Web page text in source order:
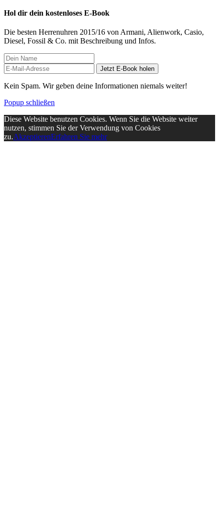
Hol dir dein kostenloses E-Book
Die besten Herrenuhren 2015/16 von Armani, Alienwork, Casio,
Diesel, Fossil & Co. mit Beschreibung und Infos.
Jetzt E-Book holen
Kein Spam. Wir geben deine Informationen niemals weiter!
Popup schließen
Diese Website benutzen Cookies. Wenn Sie die Website weiter
nutzen, stimmen Sie der Verwendung von Cookies
zu.AkzeptierenErfahren Sie mehr